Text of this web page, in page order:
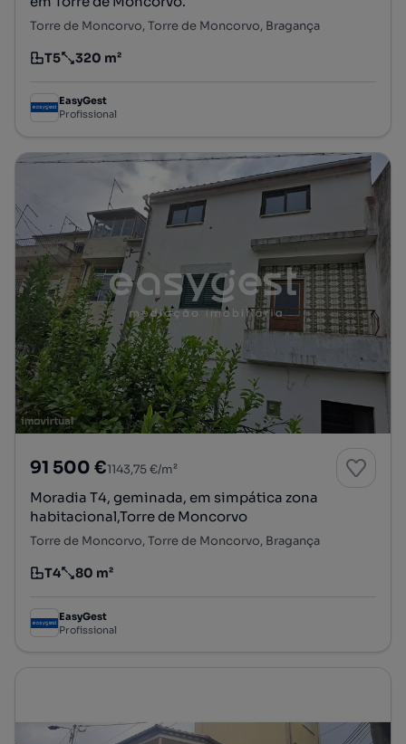
Torre de Moncorvo, Torre de Moncorvo, Bragança
Tipologia
T5
Preço por metro quadrado
320 m²
EasyGest
Profissional
91 500 €1143,75 €/m²
Moradia T4, geminada, em simpática zona
habitacional,Torre de Moncorvo
Torre de Moncorvo, Torre de Moncorvo, Bragança
Tipologia
T4
Preço por metro quadrado
80 m²
EasyGest
Profissional